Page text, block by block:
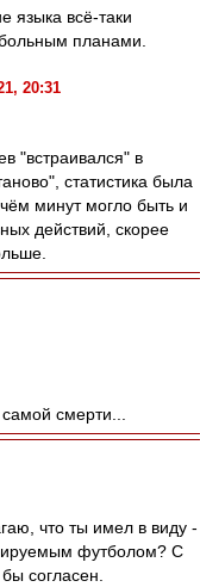
языка всё-таки
планами.
20:31
"встраивался" в
статистика была
минут могло быть и
действий, скорее
смерти...
что ты имел в виду -
футболом? С
согласен.